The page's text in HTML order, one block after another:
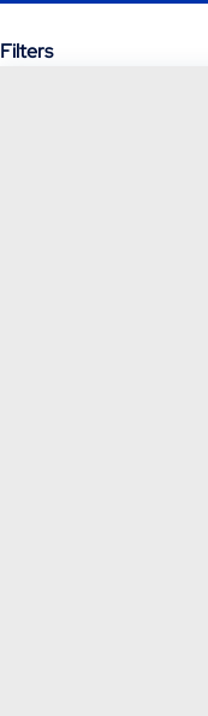
Filters